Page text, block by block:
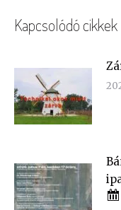
Kapcsolódó cikkek